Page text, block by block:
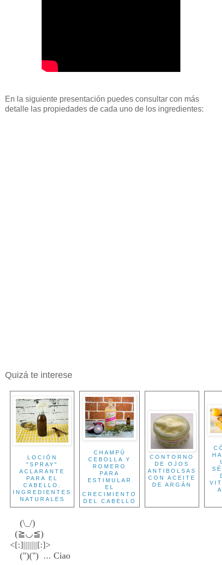
En la siguiente presentación puedes consultar con más
detalle las propiedades de cada uno de los ingredientes:
Quizá te interese
LOCIÓN
"SPRAY"
ACLARANTE
PARA EL
CABELLO.
INGREDIENTES
NATURALES
CHAMPÚ
CEBOLLA Y
ROMERO
PARA
ESTIMULAR
EL
CRECIMIENTO
DEL CABELLO
CONTORNO
DE OJOS
ANTIBOLSAS
CON ACEITE
DE ARGÁN
(\_/)
(≧◡≦)
<[:]|||||||[:]>
(")(") ... Ciao